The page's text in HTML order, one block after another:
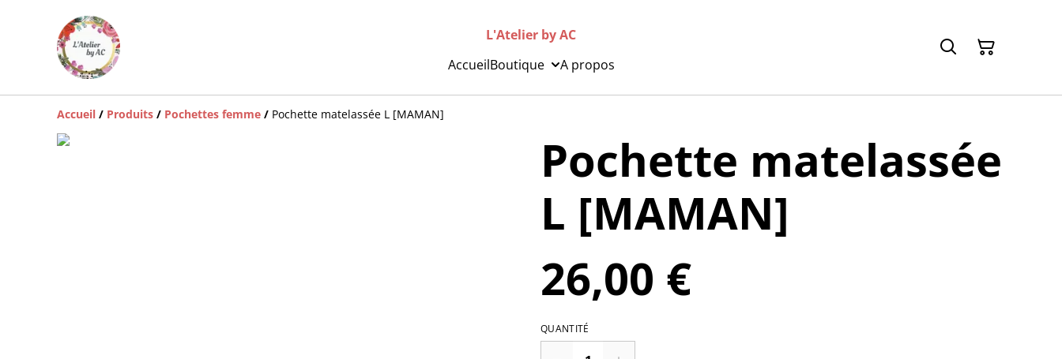
L'Atelier by AC
AccueilBoutique A propos
Accueil / Produits / Pochettes femme / Pochette matelassée L [MAMAN]
Pochette matelassée
L [MAMAN]
26,00 €
QUANTITÉ